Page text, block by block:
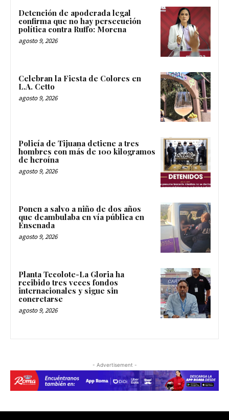
Detención de apoderada legal
confirma que no hay persecución
política contra Ruffo: Morena
agosto 9, 2026
Celebran la Fiesta de Colores en
L.A. Cetto
agosto 9, 2026
Policía de Tijuana detiene a tres
hombres con más de 100 kilogramos
de heroína
agosto 9, 2026
Ponen a salvo a niño de dos años
que deambulaba en vía pública en
Ensenada
agosto 9, 2026
Planta Tecolote-La Gloria ha
recibido tres veces fondos
internacionales y sigue sin
concretarse
agosto 9, 2026
- Advertisement -